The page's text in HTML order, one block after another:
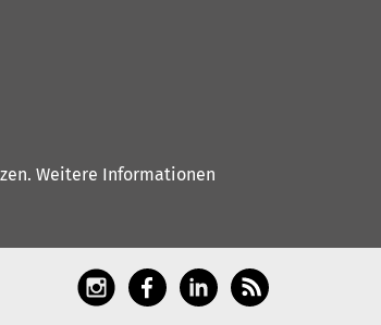
Weitere Informationen